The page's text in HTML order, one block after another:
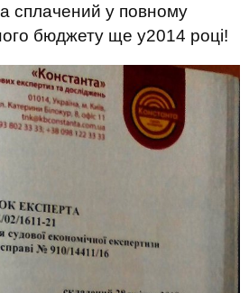
сплачений у повному
бюджету ще у2014 році!